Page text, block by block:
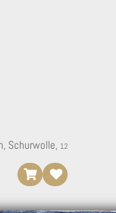
Schurwolle,